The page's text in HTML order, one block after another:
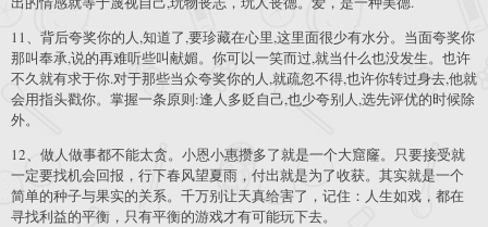
11、背后夸奖你的人,知道了,要珍藏在心里,这里面很少有水分。当面夸奖你
那叫奉承,说的再难听些叫献媚。你可以一笑而过,就当什么也没发生。也许
不久就有求于你.对于那些当众夸奖你的人,就疏忽不得,也许你转过身去,他就
会用指头戳你。掌握一条原则:逢人多贬自己,也少夸别人,选先评优的时候除
外。
12、做人做事都不能太贪。小恩小惠攒多了就是一个大窟窿。只要接受就
一定要找机会回报，行下春风望夏雨，付出就是为了收获。其实就是一个
简单的种子与果实的关系。千万别让天真给害了，记住：人生如戏，都在
寻找利益的平衡，只有平衡的游戏才有可能玩下去。